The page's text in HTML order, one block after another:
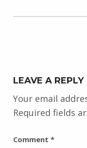
LEAVE A REPLY
Your email
Required fields
Comment *